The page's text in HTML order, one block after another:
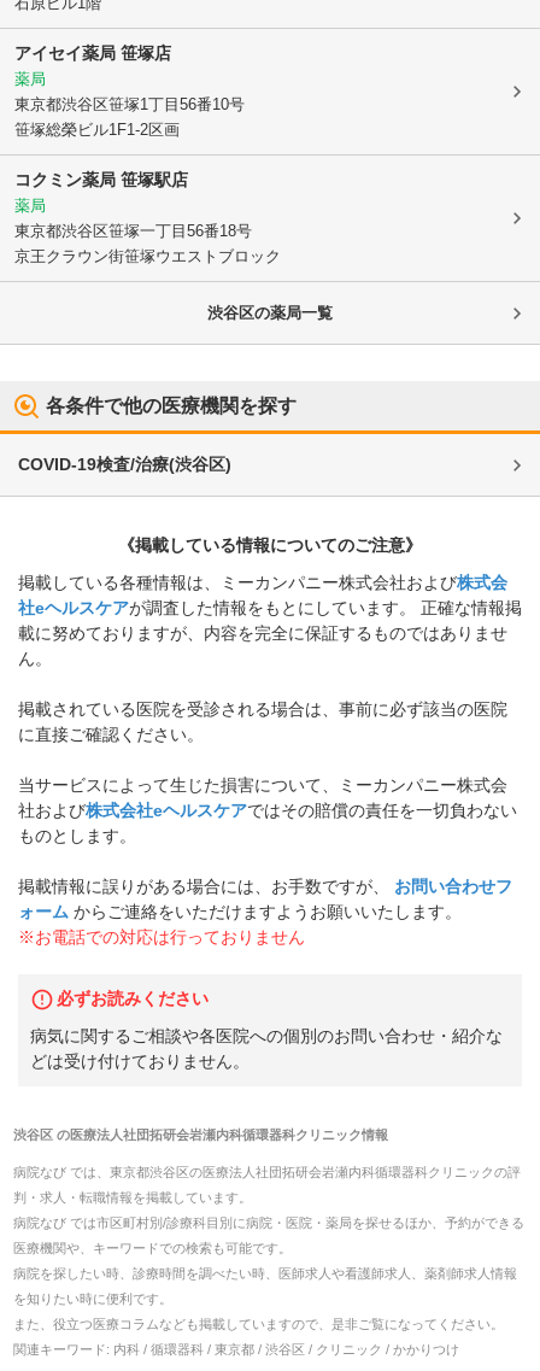
アイセイ薬局 笹塚店
薬局
東京都渋谷区笹塚1丁目56番10号
笹塚総榮ビル1F1-2区画
コクミン薬局 笹塚駅店
薬局
東京都渋谷区笹塚一丁目56番18号
京王クラウン街笹塚ウエストブロック
渋谷区の薬局一覧
各条件で他の医療機関を探す
COVID-19検査/治療(渋谷区)
《掲載している情報についてのご注意》
掲載している各種情報は、ミーカンパニー株式会社および株式会
社eヘルスケアが調査した情報をもとにしています。 正確な情報掲
載に努めておりますが、内容を完全に保証するものではありませ
ん。
掲載されている医院を受診される場合は、事前に必ず該当の医院
に直接ご確認ください。
当サービスによって生じた損害について、ミーカンパニー株式会
社および株式会社eヘルスケアではその賠償の責任を一切負わない
ものとします。
掲載情報に誤りがある場合には、お手数ですが、
お問い合わせフ
ォーム からご連絡をいただけますようお願いいたします。
※お電話での対応は行っておりません
必ずお読みください
病気に関するご相談や各医院への個別のお問い合わせ・紹介な
どは受け付けておりません。
渋谷区の医療法人社団拓研会岩瀬内科循環器科クリニック情報
病院なび では、 東京都渋谷区の医療法人社団拓研会岩瀬内科循環器科クリニックの評
判・求人・転職情報を掲載しています。
病院なび では市区町村別/診療科目別に病院・医院・薬局を探せるほか、予約ができる
医療機関や、キーワードでの検索も可能です。
病院を探したい時、診療時間を調べたい時、医師求人や看護師求人、薬剤師求人情報
を知りたい時に便利です。
また、役立つ医療コラムなども掲載していますので、是非ご覧になってください。
関連キーワード: 内科 / 循環器科 / 東京都 / 渋谷区 / クリニック / かかりつけ